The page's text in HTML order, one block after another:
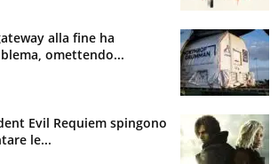
alla fine ha
omettendo...
Evil Requiem spingono
le...